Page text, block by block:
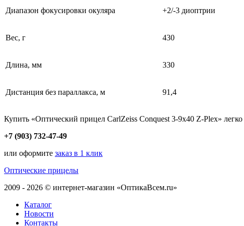
Диапазон фокусировки окуляра +2/-3 диоптрии
Вес, г 430
Длина, мм 330
Дистанция без параллакса, м 91,4
Купить «Оптический прицел CarlZeiss Conquest 3-9x40 Z-Plex»
+7 (903) 732-47-49
или оформите заказ в 1 клик
Оптические прицелы
2009 - 2026 © интернет-магазин «ОптикаВсем.ru»
Каталог
Новости
Контакты